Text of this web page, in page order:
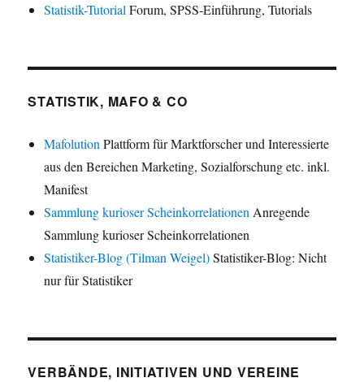
Statistik-Tutorial Forum, SPSS-Einführung, Tutorials
STATISTIK, MAFO & CO
Mafolution Plattform für Marktforscher und Interessierte
aus den Bereichen Marketing, Sozialforschung etc. inkl.
Manifest
Sammlung kurioser Scheinkorrelationen Anregende
Sammlung kurioser Scheinkorrelationen
Statistiker-Blog (Tilman Weigel)Statistiker-Blog: Nicht
nur für Statistiker
VERBÄNDE, INITIATIVEN UND VEREINE